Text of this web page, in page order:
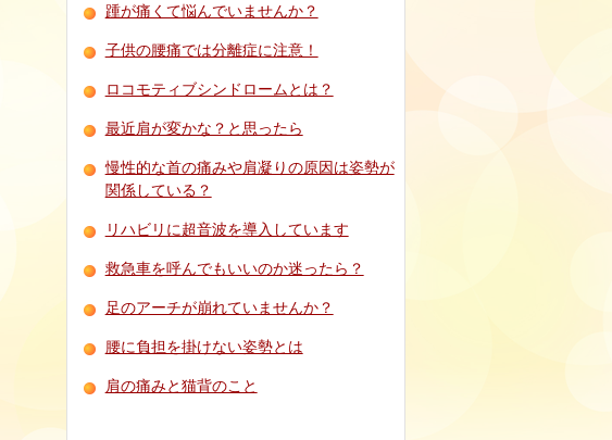
踵が痛くて悩んでいませんか？
子供の腰痛では分離症に注意！
ロコモティブシンドロームとは？
最近肩が変かな？と思ったら
慢性的な首の痛みや肩凝りの原因は姿勢が
関係している？
リハビリに超音波を導入しています
救急車を呼んでもいいのか迷ったら？
足のアーチが崩れていませんか？
腰に負担を掛けない姿勢とは
肩の痛みと猫背のこと